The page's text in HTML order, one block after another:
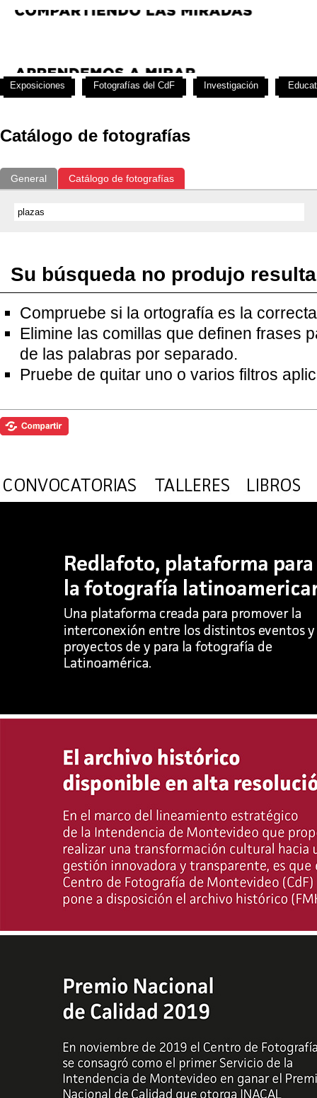
Catálogo de fotografías
General Catálogo de fotografías
Su búsqueda no produjo
Compruebe si la ortografía es la
Elimine las comillas que definen frases
de las palabras por separado.
Pruebe de quitar uno o varios filtros
Exposiciones Fotografías del CdF Investigación